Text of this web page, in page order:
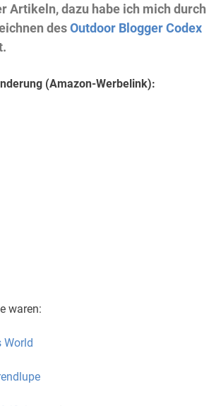
Artikeln, dazu habe ich mich durch
desOutdoor Blogger Codex
(Amazon-Werbelink):
waren:
World